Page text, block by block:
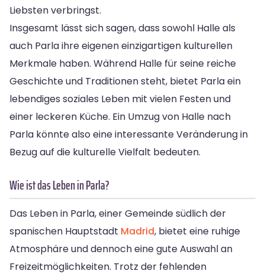
Liebsten verbringst.
Insgesamt lässt sich sagen, dass sowohl Halle als
auch Parla ihre eigenen einzigartigen kulturellen
Merkmale haben. Während Halle für seine reiche
Geschichte und Traditionen steht, bietet Parla ein
lebendiges soziales Leben mit vielen Festen und
einer leckeren Küche. Ein Umzug von Halle nach
Parla könnte also eine interessante Veränderung in
Bezug auf die kulturelle Vielfalt bedeuten.
Wie ist das Leben in Parla?
Das Leben in Parla, einer Gemeinde südlich der
spanischen Hauptstadt Madrid, bietet eine ruhige
Atmosphäre und dennoch eine gute Auswahl an
Freizeitmöglichkeiten. Trotz der fehlenden